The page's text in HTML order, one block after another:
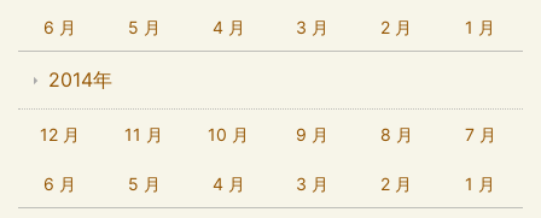
6 月 5 月 4 月 3 月 2 月 1 月
2014年
12 月 11 月 10 月 9 月 8 月 7 月
6 月 5 月 4 月 3 月 2 月 1 月